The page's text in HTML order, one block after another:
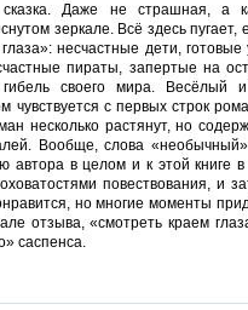
Даже не страшная, а
зеркале. Всё здесь пугает,
несчастные дети,
пираты, запертые на
своего мира. Весёлый
чувствуется с первых строк
несколько растянут, но
Вообще, слова
автора в целом и к этой книге в
повествования, и
но многие моменты
отзыва, «смотреть краем
саспенса.